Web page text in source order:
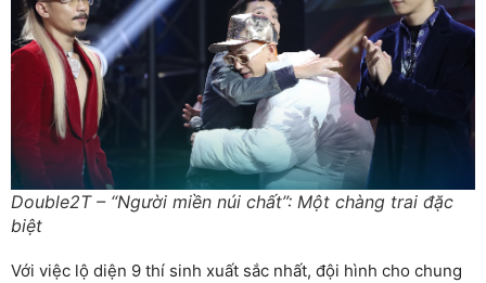
Double2T – “Người miền núi chất”: Một chàng trai đặc
biệt
Với việc lộ diện 9 thí sinh xuất sắc nhất, đội hình cho chung